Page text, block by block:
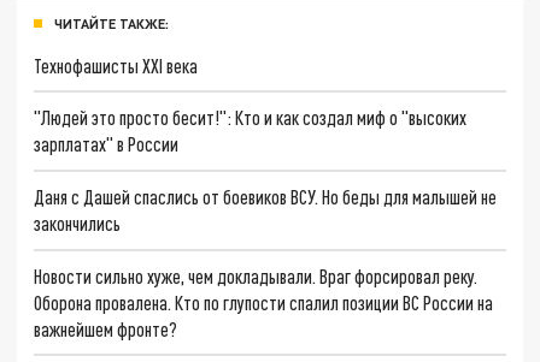
ЧИТАЙТЕ ТАКЖЕ:
Технофашисты XXI века
"Людей это просто бесит!": Кто и как создал миф о "высоких
зарплатах" в России
Даня с Дашей спаслись от боевиков ВСУ. Но беды для малышей не
закончились
Новости сильно хуже, чем докладывали. Враг форсировал реку.
Оборона провалена. Кто по глупости спалил позиции ВС России на
важнейшем фронте?